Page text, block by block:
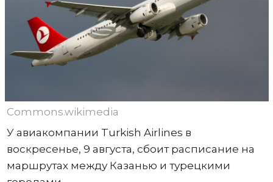
Commons.wikimedia
У авиакомпании Turkish Airlines в
воскресенье, 9 августа, сбоит расписание на
маршрутах между Казанью и турецкими